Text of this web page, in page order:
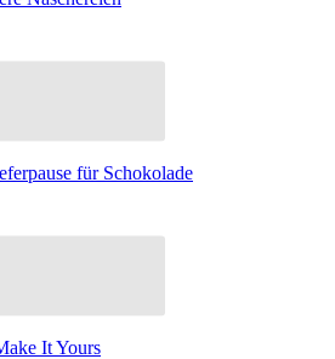
für Schokolade
It Yours